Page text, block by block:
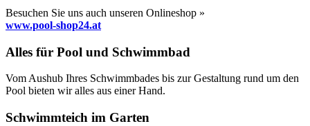
Besuchen Sie uns auch unseren Onlineshop »
www.pool-shop24.at
Alles für Pool und Schwimmbad
Vom Aushub Ihres Schwimmbades bis zur Gestaltung rund um den
Pool bieten wir alles aus einer Hand.
Schwimmteich im Garten